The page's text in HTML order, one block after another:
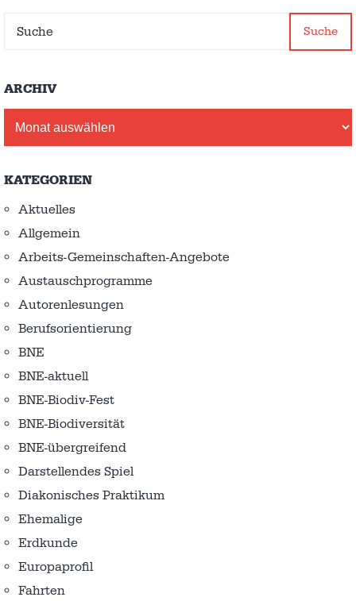
Suche
ARCHIV
KATEGORIEN
Aktuelles
Allgemein
Arbeits-Gemeinschaften-Angebote
Austausch­programme
Autorenlesungen
Berufsorientierung
BNE
BNE-aktuell
BNE-Biodiv-Fest
BNE-Biodiversität
BNE-übergreifend
Darstellendes Spiel
Diakonisches Praktikum
Ehemalige
Erdkunde
Europaprofil
Fahrten